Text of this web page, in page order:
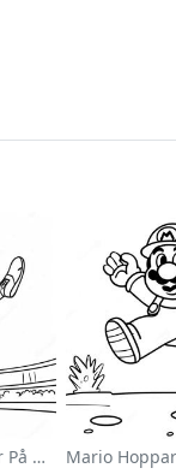
Wwe Brottare Hoppar På Motståndare Målarbild